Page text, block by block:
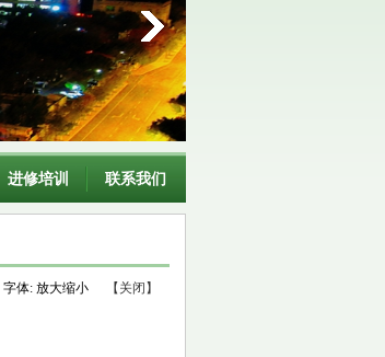
进修培训 联系我们
【关闭】
字体: 放大缩小